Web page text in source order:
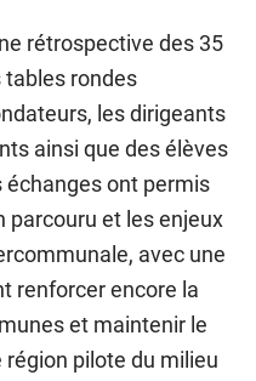
rétrospective des 35
tables rondes
les dirigeants
ainsi que des élèves
échanges ont permis
parcouru et les enjeux
avec une
renforcer encore la
et maintenir le
pilote du milieu